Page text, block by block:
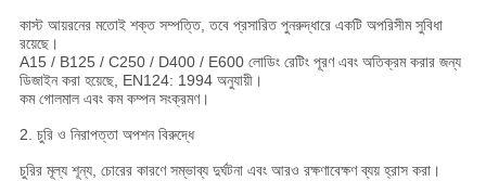
কাস্ট আয়রনের মতোই শক্ত সম্পত্তি, তবে প্রসারিত পুনরুদ্ধারে একটি অপরিসীম সুবিধা
রয়েছে।
A15 / B125 / C250 / D400 / E600 লোডিং রেটিং পূরণ এবং অতিক্রম করার জন্য
ডিজাইন করা হয়েছে, EN124: 1994 অনুযায়ী।
কম গোলমাল এবং কম কম্পন সংক্রমণ।
2. চুরি ও নিরাপত্তা অপশন বিরুদ্ধে
চুরির মূল্য শূন্য, চোরের কারণে সম্ভাব্য দুর্ঘটনা এবং আরও রক্ষণাবেক্ষণ ব্যয় হ্রাস করা।